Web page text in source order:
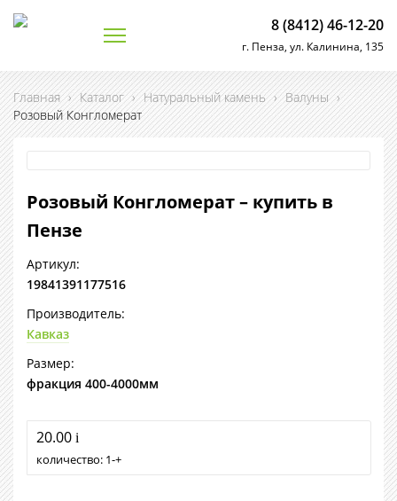
8 (8412) 46-12-20
г. Пенза, ул. Калинина, 135
Главная › Каталог › Натуральный камень › Валуны ›
Розовый Конгломерат
Розовый Конгломерат – купить в
Пензе
Артикул:
19841391177516
Производитель:
Кавказ
Размер:
фракция 400-4000мм
20.00 i
количество: 1 +